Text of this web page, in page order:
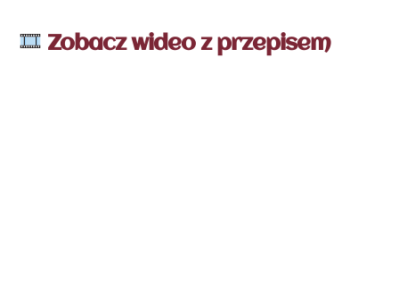
Zobacz wideo z przepisem